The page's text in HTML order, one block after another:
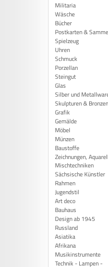
Militaria
Wäsche
Bücher
Postkarten &
Spielzeug
Uhren
Schmuck
Porzellan
Steingut
Glas
Silber und
Skulpturen & Bronzen
Grafik
Gemälde
Möbel
Münzen
Baustoffe
Zeichnungen,
Mischtechniken
Sächsische Künstler
Rahmen
Jugendstil
Art deco
Bauhaus
Design ab 1945
Russland
Asiatika
Afrikana
Musikinstrumente
Technik - Lampen -